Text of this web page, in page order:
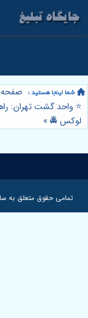
لوکس 🚔»
تمامی حقوق متعلق به